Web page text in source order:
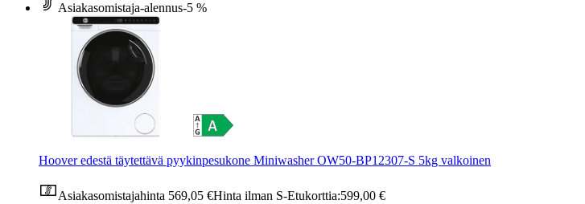
Asiakasomistaja-alennus-5 %
Hoover edestä täytettävä pyykinpesukone Miniwasher OW50-BP12307-S 5kg valkoinen
Asiakasomistajahinta 569,05 €Hinta ilman S-Etukorttia:599,00 €